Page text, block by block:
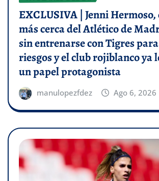
EXCLUSIVA | Jenni Hermoso,
más cerca del Atlético de
sin entrenarse con Tigres
riesgos y el club rojiblanco ya
un papel protagonista
manulopezfdez Ago 6, 2026